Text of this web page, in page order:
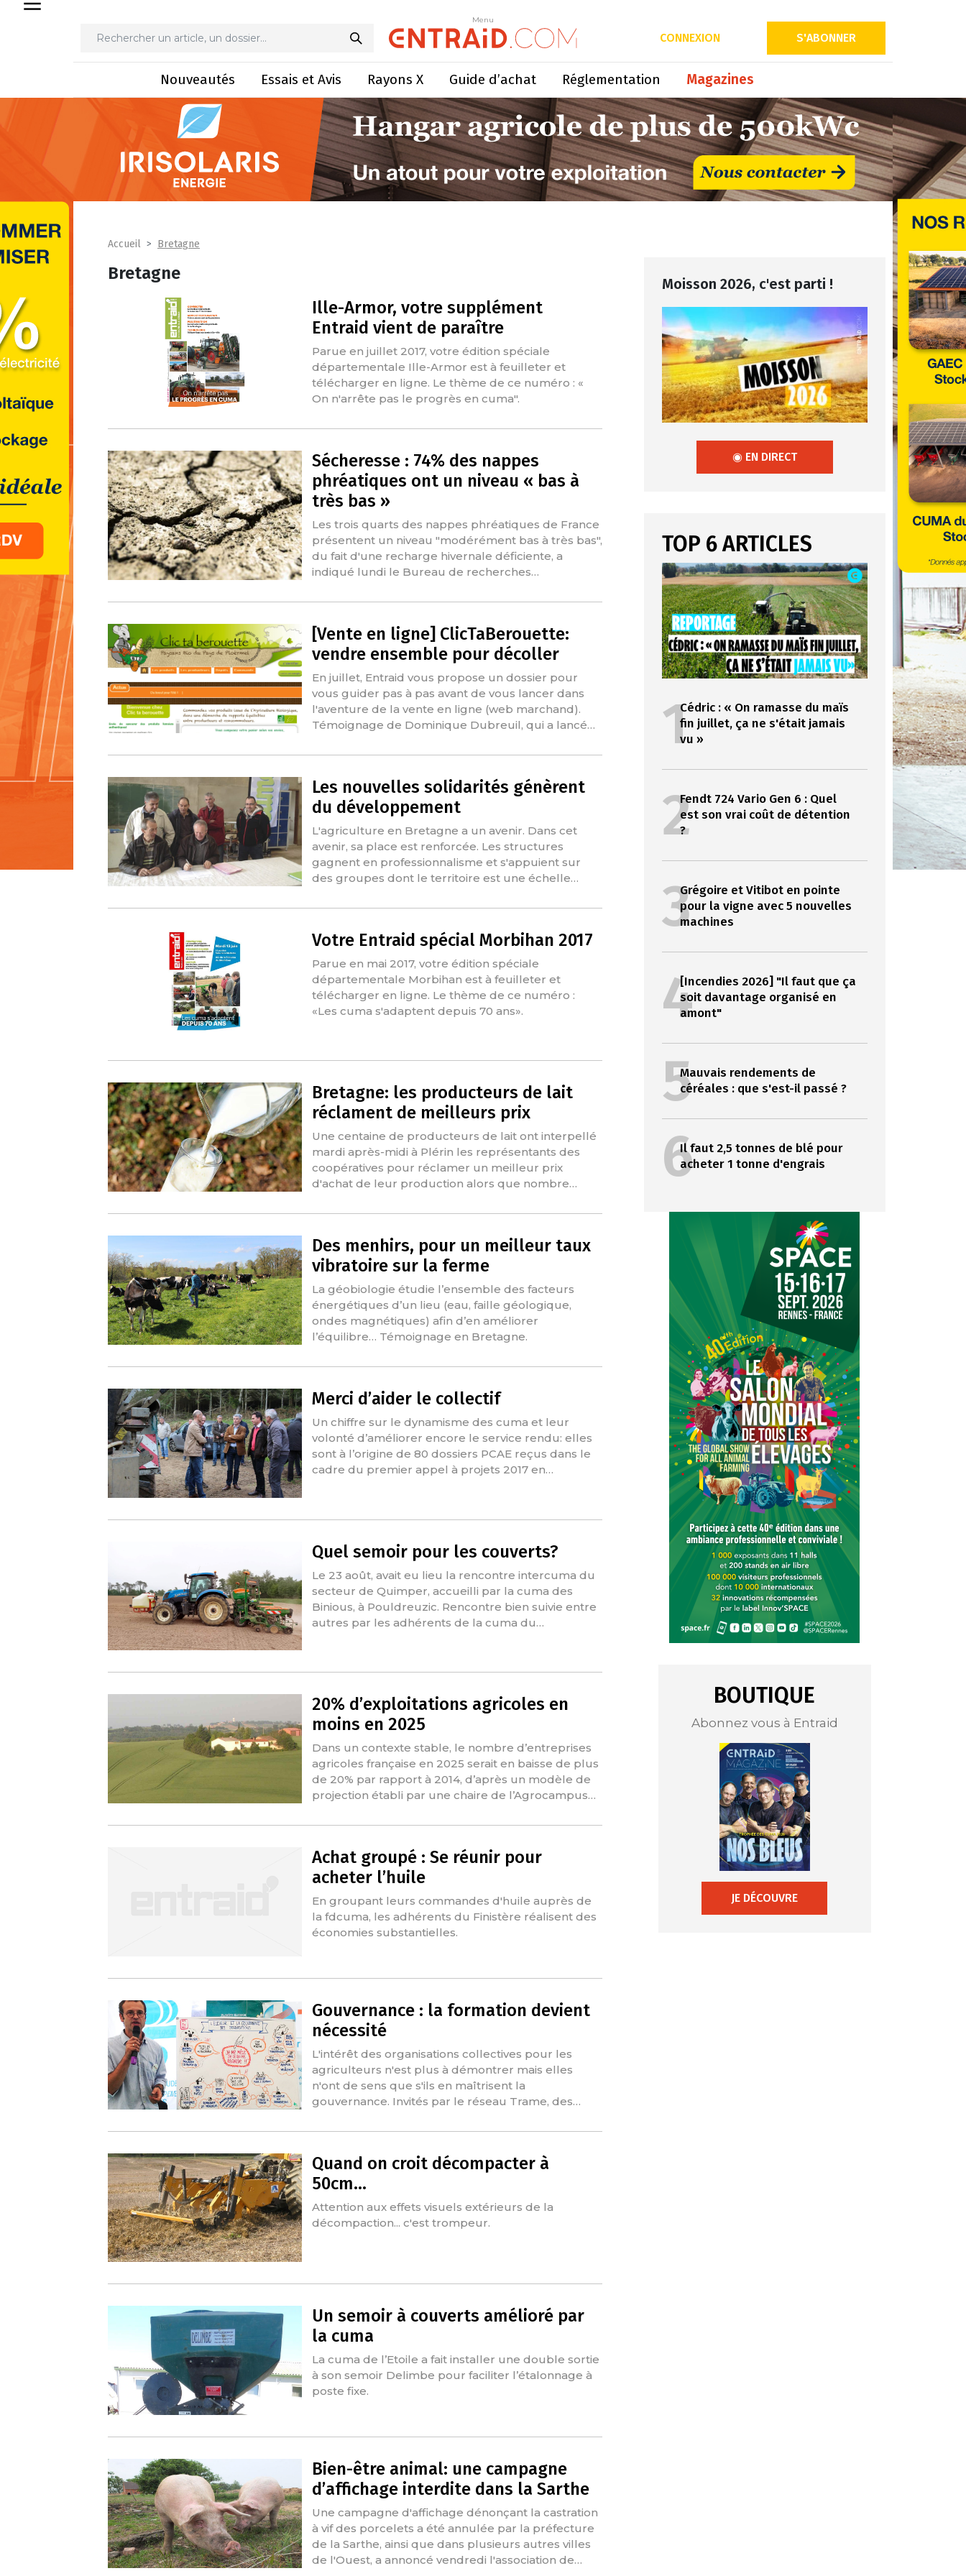
Menu
CONNEXION S'ABONNER
Nouveautés Essais et Avis Rayons X Guide d’achat Réglementation Magazines
Accueil Bretagne
Bretagne
Ille-Armor, votre supplément
Entraid vient de paraître
Parue en juillet 2017, votre édition spéciale
départementale Ille-Armor est à feuilleter et
télécharger en ligne. Le thème de ce numéro : «
On n'arrête pas le progrès en cuma".
Sécheresse : 74% des nappes
phréatiques ont un niveau « bas à
très bas »
Les trois quarts des nappes phréatiques de France
présentent un niveau "modérément bas à très bas",
du fait d'une recharge hivernale déficiente, a
indiqué lundi le Bureau de recherches…
[Vente en ligne] ClicTaBerouette:
vendre ensemble pour décoller
En juillet, Entraid vous propose un dossier pour
vous guider pas à pas avant de vous lancer dans
l'aventure de la vente en ligne (web marchand).
Témoignage de Dominique Dubreuil, qui a lancé…
Les nouvelles solidarités génèrent
du développement
L'agriculture en Bretagne a un avenir. Dans cet
avenir, sa place est renforcée. Les structures
gagnent en professionnalisme et s'appuient sur
des groupes dont le territoire est une échelle…
Votre Entraid spécial Morbihan 2017
Parue en mai 2017, votre édition spéciale
départementale Morbihan est à feuilleter et
télécharger en ligne. Le thème de ce numéro :
«Les cuma s'adaptent depuis 70 ans».
Bretagne: les producteurs de lait
réclament de meilleurs prix
Une centaine de producteurs de lait ont interpellé
mardi après-midi à Plérin les représentants des
coopératives pour réclamer un meilleur prix
d'achat de leur production alors que nombre…
Des menhirs, pour un meilleur taux
vibratoire sur la ferme
La géobiologie étudie l’ensemble des facteurs
énergétiques d’un lieu (eau, faille géologique,
ondes magnétiques) afin d’en améliorer
l’équilibre… Témoignage en Bretagne.
Merci d’aider le collectif
Un chiffre sur le dynamisme des cuma et leur
volonté d’améliorer encore le service rendu: elles
sont à l’origine de 80 dossiers PCAE reçus dans le
cadre du premier appel à projets 2017 en…
Quel semoir pour les couverts?
Le 23 août, avait eu lieu la rencontre intercuma du
secteur de Quimper, accueilli par la cuma des
Binious, à Pouldreuzic. Rencontre bien suivie entre
autres par les adhérents de la cuma du…
20% d’exploitations agricoles en
moins en 2025
Dans un contexte stable, le nombre d’entreprises
agricoles française en 2025 serait en baisse de plus
de 20% par rapport à 2014, d’après un modèle de
projection établi par une chaire de l’Agrocampus…
Achat groupé : Se réunir pour
acheter l’huile
En groupant leurs commandes d'huile auprès de
la fdcuma, les adhérents du Finistère réalisent des
économies substantielles.
Gouvernance : la formation devient
nécessité
L'intérêt des organisations collectives pour les
agriculteurs n'est plus à démontrer mais elles
n'ont de sens que s'ils en maîtrisent la
gouvernance. Invités par le réseau Trame, des…
Quand on croit décompacter à
50cm…
Attention aux effets visuels extérieurs de la
décompaction... c'est trompeur.
Un semoir à couverts amélioré par
la cuma
La cuma de l’Etoile a fait installer une double sortie
à son semoir Delimbe pour faciliter l’étalonnage à
poste fixe.
Bien-être animal: une campagne
d’affichage interdite dans la Sarthe
Une campagne d'affichage dénonçant la castration
à vif des porcelets a été annulée par la préfecture
de la Sarthe, ainsi que dans plusieurs autres villes
de l'Ouest, a annoncé vendredi l'association de…
Moisson 2026, c'est parti !
◉ EN DIRECT
TOP 6 ARTICLES
1Cédric : « On ramasse du maïs
fin juillet, ça ne s'était jamais
vu »
2Fendt 724 Vario Gen 6 : Quel
est son vrai coût de détention
?
3Grégoire et Vitibot en pointe
pour la vigne avec 5 nouvelles
machines
4[Incendies 2026] "Il faut que ça
soit davantage organisé en
amont"
5Mauvais rendements de
céréales : que s'est-il passé ?
6Il faut 2,5 tonnes de blé pour
acheter 1 tonne d'engrais
BOUTIQUE
Abonnez vous à Entraid
JE DÉCOUVRE